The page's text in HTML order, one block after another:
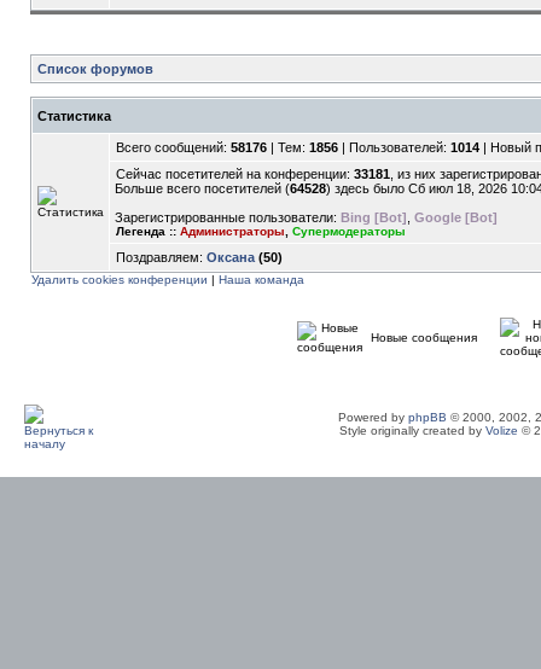
Список форумов
Статистика
Всего сообщений: 58176 | Тем: 1856 | Пользователей: 1014 | Новый
Сейчас посетителей на конференции: 33181 , из них
Больше всего посетителей (64528) здесь было Сб июл 18, 2026
Зарегистрированные пользователи: Bing [Bot] Google [Bot]
Легенда :: Администраторы Супермодераторы
Поздравляем: Оксана (50)
Удалить cookies конференции | Наша команда
Новые сообщения
Powered by phpBB © 2000, 2002,
Style originally created by Volize ©